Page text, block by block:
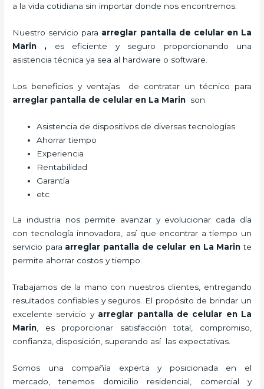
a la vida cotidiana sin importar donde nos encontremos.
Nuestro servicio para arreglar pantalla de celular en La
Marin
, es eficiente y seguro proporcionando una
asistencia técnica ya sea al hardware o software.
Los beneficios y ventajas de contratar un técnico para
arreglar pantalla de celular en La Marin son:
Asistencia de dispositivos de diversas tecnologías
Ahorrar tiempo
Experiencia
Rentabilidad
Garantía
etc
La industria nos permite avanzar y evolucionar cada día
con tecnología innovadora, así que encontrar a tiempo un
servicio para arreglar pantalla de celular en La Marin te
permite ahorrar costos y tiempo.
Trabajamos de la mano con nuestros clientes, entregando
resultados confiables y seguros. El propósito de brindar un
excelente servicio y arreglar pantalla de celular en La
Marin , es proporcionar satisfacción total, compromiso,
confianza, disposición, superando así las expectativas.
Somos una compañía experta y posicionada en el
mercado, tenemos domicilio residencial, comercial y